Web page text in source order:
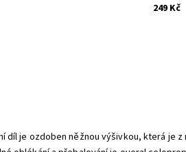
249 Kč
díl je ozdoben něžnou výšivkou, která je z